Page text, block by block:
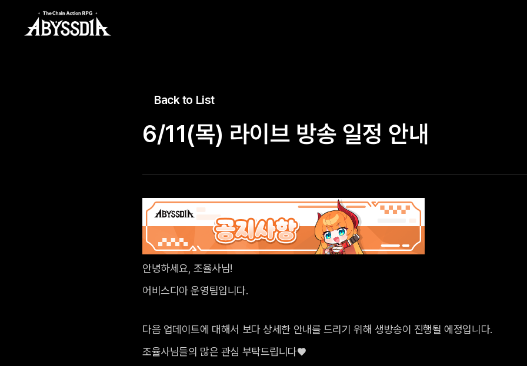
Back to List
6/11(목) 라이브 방송 일정 안내
안녕하세요, 조율사님!
어비스디아 운영팀입니다.
다음 업데이트에 대해서 보다 상세한 안내를 드리기 위해 생방송이 진행될 에정입니다.
조율사님들의 많은 관심 부탁드립니다♥️